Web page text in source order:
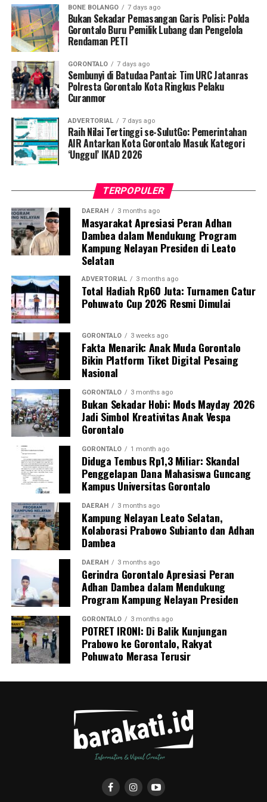
oleh pria tak dikenal. Atas kejadian itu, korban langsung
membuat laporan resmi di SPKT Polresta Gorontalo
Kota.
Menindaklanjuti laporan korban, Tim URC Jatanras
bergerak cepat melakukan penyelidikan hingga berhasil
mendeteksi keberadaan pelaku dan melakukan
penangkapan tanpa perlawanan. Saat ini pelaku beserta
barang bukti telah diamankan di Mako Polresta
Gorontalo Kota guna menjalani proses hukum lebih
lanjut.
BONE BOLANGO 7 days ago
Bukan Sekadar Pemasangan Garis Polisi: Polda
Gorontalo Buru Pemilik Lubang dan Pengelola
Rendaman PETI
GORONTALO 7 days ago
Sembunyi di Batudaa Pantai: Tim URC Jatanras
Polresta Gorontalo Kota Ringkus Pelaku
Curanmor
ADVERTORIAL 7 days ago
Raih Nilai Tertinggi se-SulutGo: Pemerintahan
AIR Antarkan Kota Gorontalo Masuk Kategori
‘Unggul’ IKAD 2026
TERPOPULER
DAERAH 3 months ago
Masyarakat Apresiasi Peran Adhan
Dambea dalam Mendukung Program
Kampung Nelayan Presiden di Leato
Selatan
ADVERTORIAL 3 months ago
Total Hadiah Rp60 Juta: Turnamen Catur
Pohuwato Cup 2026 Resmi Dimulai
GORONTALO 3 weeks ago
Fakta Menarik: Anak Muda Gorontalo
Bikin Platform Tiket Digital Pesaing
Nasional
GORONTALO 3 months ago
Bukan Sekadar Hobi: Mods Mayday 2026
Jadi Simbol Kreativitas Anak Vespa
Gorontalo
GORONTALO 1 month ago
Diduga Tembus Rp1,3 Miliar: Skandal
Penggelapan Dana Mahasiswa Guncang
Kampus Universitas Gorontalo
DAERAH 3 months ago
Kampung Nelayan Leato Selatan,
Kolaborasi Prabowo Subianto dan Adhan
Dambea
DAERAH 3 months ago
Gerindra Gorontalo Apresiasi Peran
Adhan Dambea dalam Mendukung
Program Kampung Nelayan Presiden
GORONTALO 3 months ago
POTRET IRONI: Di Balik Kunjungan
Prabowo ke Gorontalo, Rakyat
Pohuwato Merasa Terusir